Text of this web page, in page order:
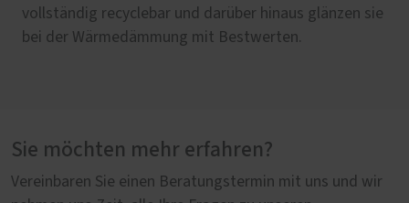
vollständig recyclebar und darüber hinaus glänzen sie
bei der Wärmedämmung mit Bestwerten.
Witterungsbedingungen, sie sieht dabei auch noch
besonders elegant aus. Ob das an den vielen
Speicher. Nachhaltig ist der Werkstoff auch auf lange
Sicht, denn bei guter Pflege hält eine Balkontür aus
Witterung geschützt. Es entsteht etwas Exklusives
von langem Bestand.
Sie möchten mehr erfahren?
Vereinbaren Sie einen Beratungstermin mit uns und wir